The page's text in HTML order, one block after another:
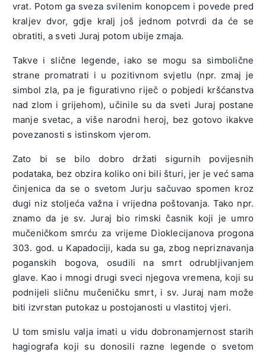
vrat. Potom ga sveza svilenim konopcem i povede pred
kraljev dvor, gdje kralj još jednom potvrdi da će se
obratiti, a sveti Juraj potom ubije zmaja.
Takve i slične legende, iako se mogu sa simbolične
strane promatrati i u pozitivnom svjetlu (npr. zmaj je
simbol zla, pa je figurativno riječ o pobjedi kršćanstva
nad zlom i grijehom), učinile su da sveti Juraj postane
manje svetac, a više narodni heroj, bez gotovo ikakve
povezanosti s istinskom vjerom.
Zato bi se bilo dobro držati sigurnih povijesnih
podataka, bez obzira koliko oni bili šturi, jer je već sama
činjenica da se o svetom Jurju sačuvao spomen kroz
dugi niz stoljeća važna i vrijedna poštovanja. Tako npr.
znamo da je sv. Juraj bio rimski časnik koji je umro
mučeničkom smrću za vrijeme Dioklecijanova progona
303. god. u Kapadociji, kada su ga, zbog nepriznavanja
poganskih bogova, osudili na smrt odrubljivanjem
glave. Kao i mnogi drugi sveci njegova vremena, koji su
podnijeli sličnu mučeničku smrt, i sv. Juraj nam može
biti izvrstan putokaz u postojanosti u vlastitoj vjeri.
U tom smislu valja imati u vidu dobronamjernost starih
hagiografa koji su donosili razne legende o svetom